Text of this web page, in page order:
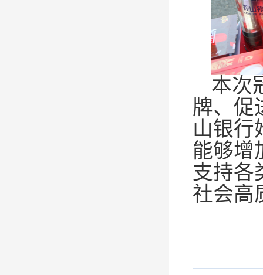
本次
牌、促
山银行
能够增
支持各
社会高